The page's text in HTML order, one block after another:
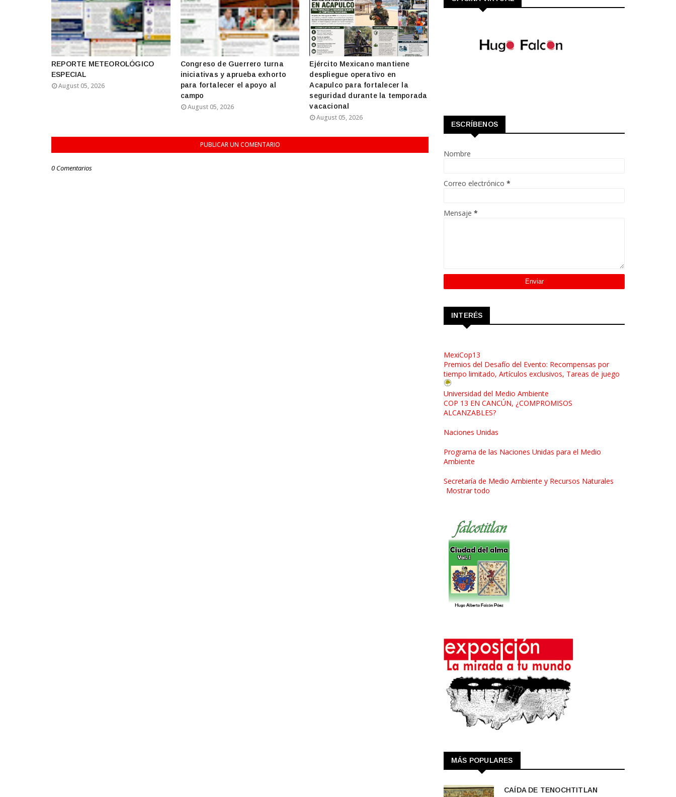
REPORTE METEOROLÓGICO
ESPECIAL
August 05, 2026
Congreso de Guerrero turna
iniciativas y aprueba exhorto
para fortalecer el apoyo al
campo
August 05, 2026
Ejército Mexicano mantiene
despliegue operativo en
Acapulco para fortalecer la
seguridad durante la temporada
vacacional
August 05, 2026
PUBLICAR UN COMENTARIO
0 Comentarios
ESCRÍBENOS
Nombre
Correo electrónico *
Mensaje *
INTERÉS
MexiCop13
Premios del Desafío del Evento: Recompensas por
tiempo limitado, Artículos exclusivos, Tareas de juego
Universidad del Medio Ambiente
COP 13 EN CANCÚN, ¿COMPROMISOS
ALCANZABLES?
Naciones Unidas
Programa de las Naciones Unidas para el Medio
Ambiente
Secretaría de Medio Ambiente y Recursos Naturales
Mostrar todo
MÁS POPULARES
CAÍDA DE TENOCHTITLAN